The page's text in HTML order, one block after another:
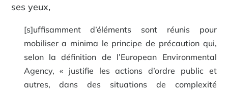
ses yeux,
[s]uffisamment d’éléments sont réunis pour
mobiliser a minima le principe de précaution qui,
selon la définition de l’European Environmental
Agency, « justifie les actions d’ordre public et
autres, dans des situations de complexité